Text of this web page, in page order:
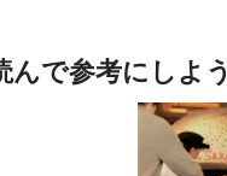
んで参考にしよう